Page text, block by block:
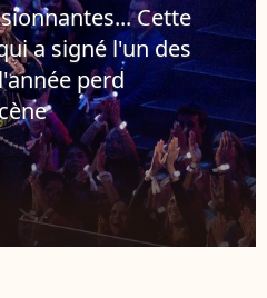
Cette
a signé l'un des
perd